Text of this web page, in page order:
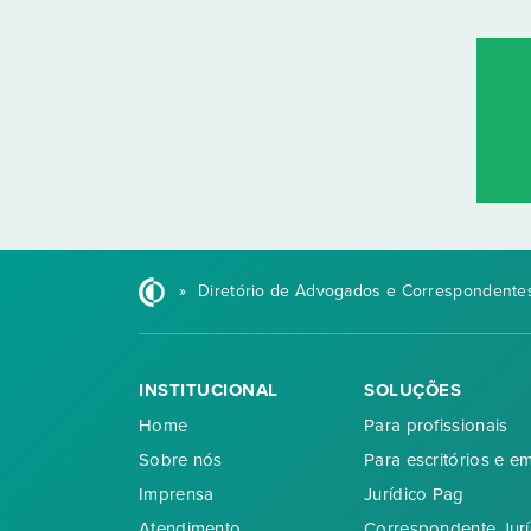
» Diretório de Advogados e
INSTITUCIONAL
Home
Sobre nós
Imprensa
SOLUÇÕES
Para profissionais
Para escritórios e
Jurídico Pag